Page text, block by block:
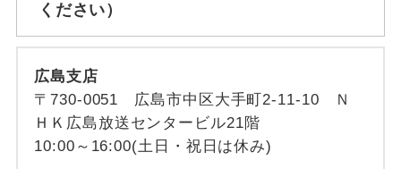
ください）
広島支店
〒730-0051 広島市中区大手町2-11-10 Ｎ
ＨＫ広島放送センタービル21階
10:00～16:00(土日・祝日は休み)